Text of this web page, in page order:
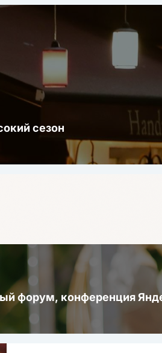
сезон
форум, конференция